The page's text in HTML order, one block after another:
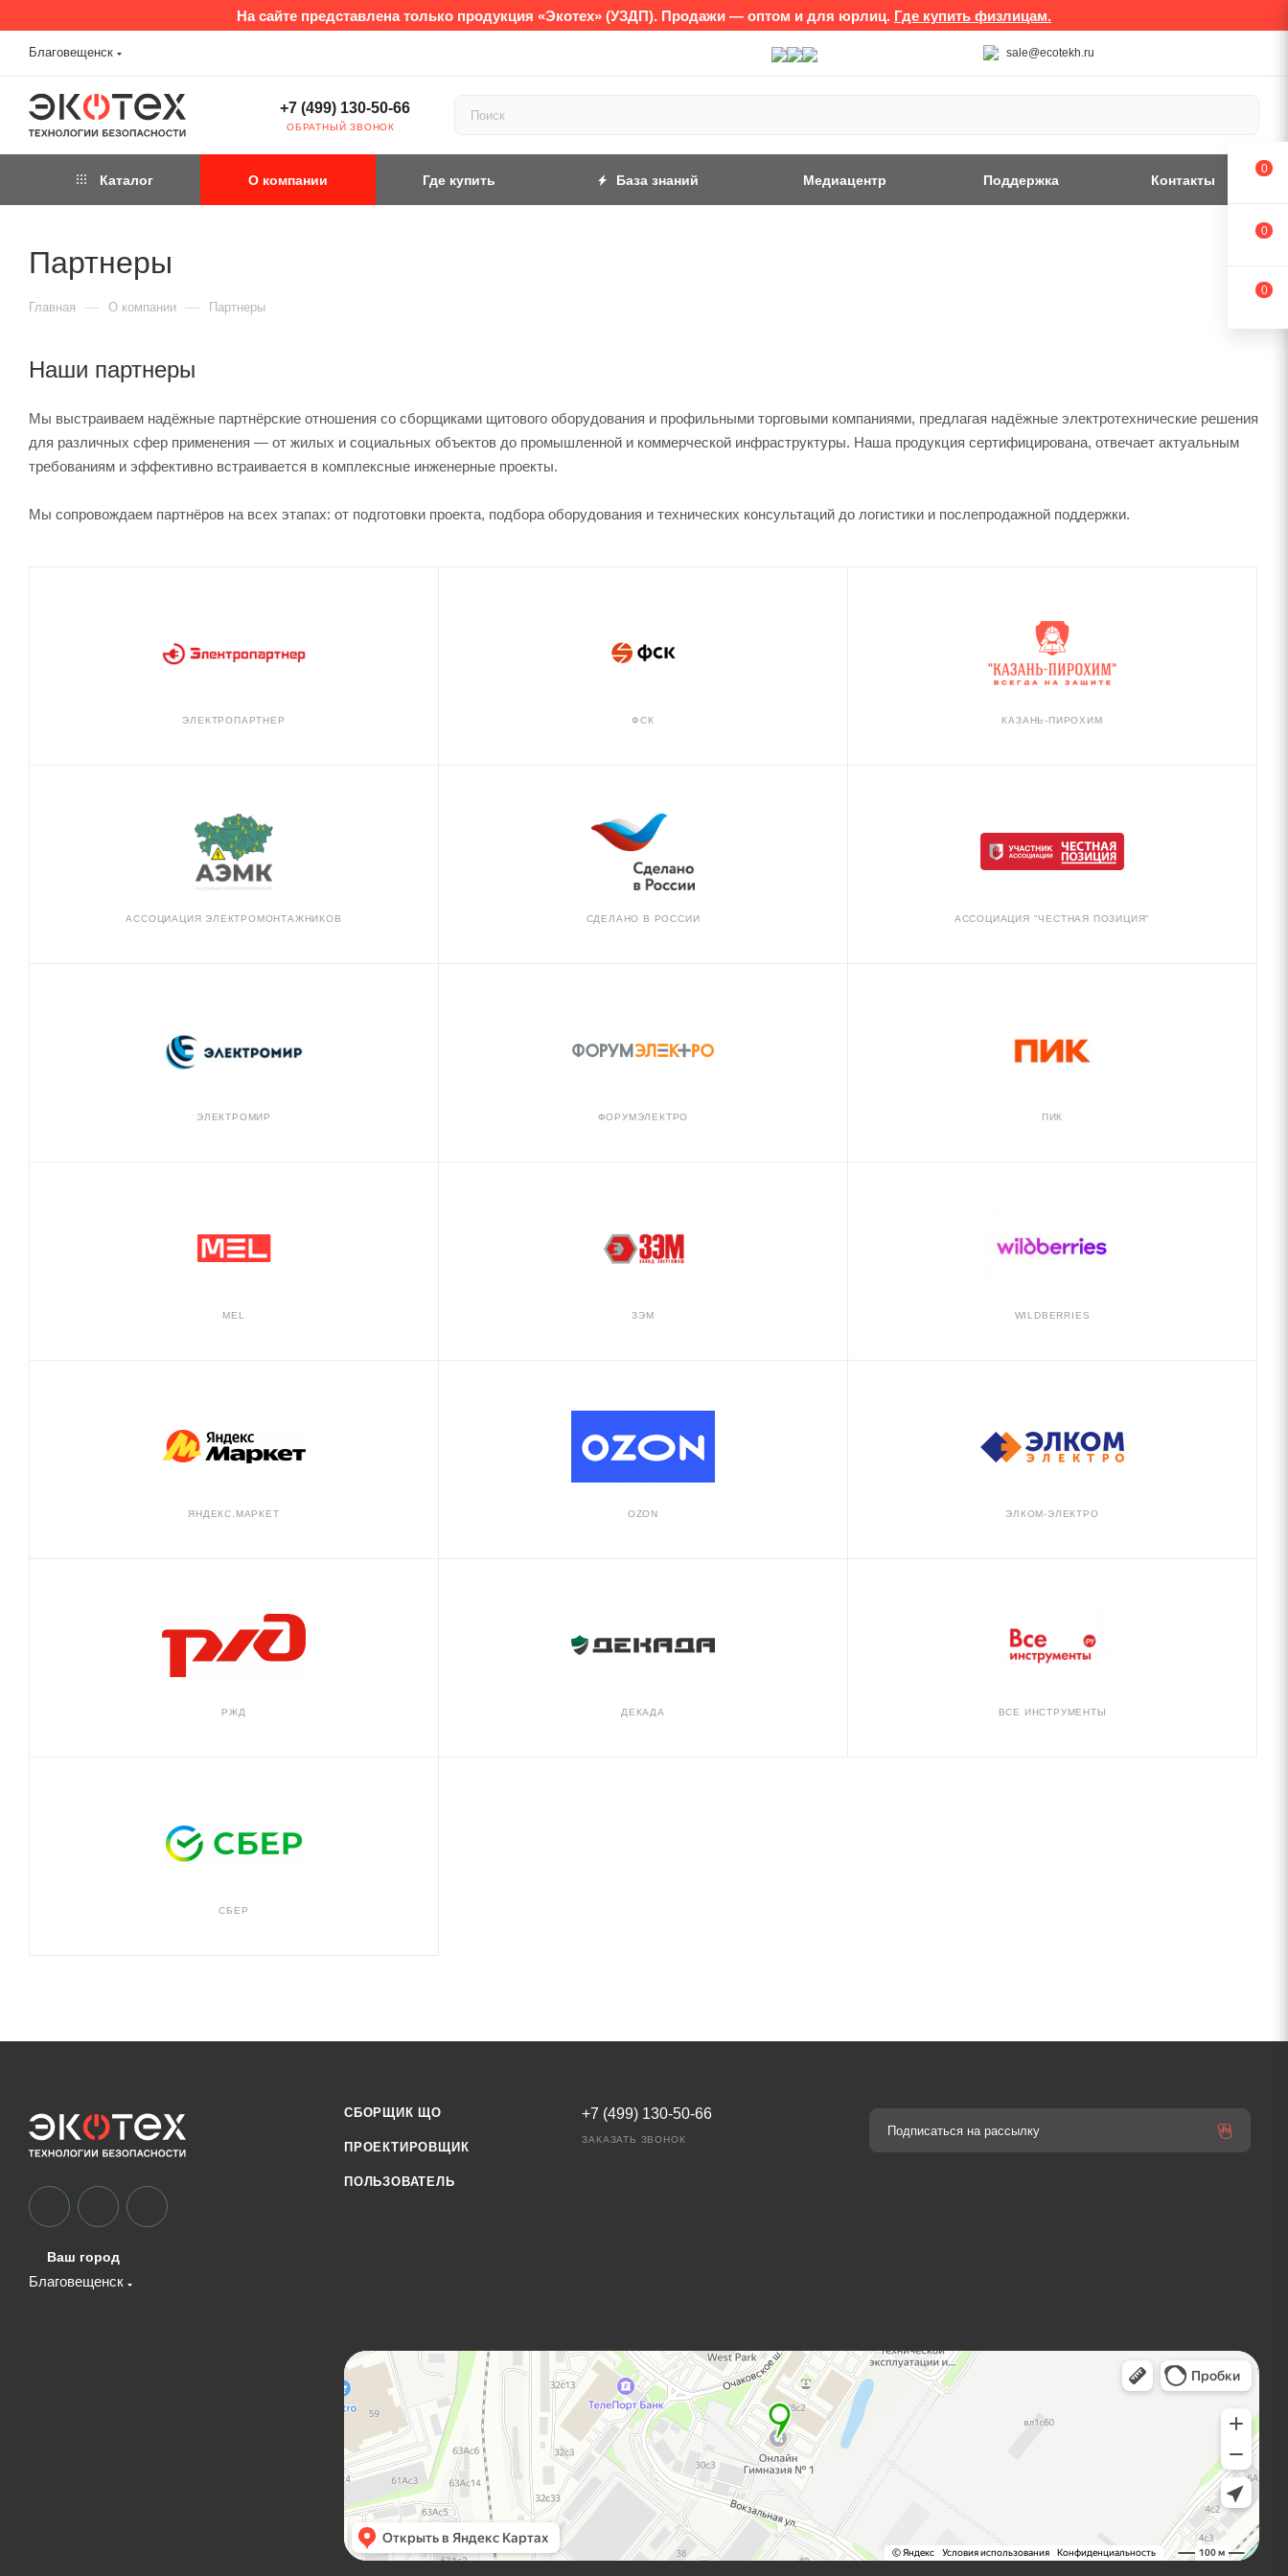
На сайте представлена только продукция «Экотех» (УЗДП). Продажи — оптом и для юрлиц. Где купить физлицам.
Благовещенск sale@ecotekh.ru
+7 (499) 130-50-66
ОБРАТНЫЙ ЗВОНОК
Каталог О компании Где купить База знаний Медиацентр Поддержка Контакты
Партнеры
Главная — О компании — Партнеры
Наши партнеры
Мы выстраиваем надёжные партнёрские отношения со сборщиками щитового оборудования и профильными торговыми компаниями, предлагая надёжные электротехнические решения
для различных сфер применения — от жилых и социальных объектов до промышленной и коммерческой инфраструктуры. Наша продукция сертифицирована, отвечает актуальным
требованиям и эффективно встраивается в комплексные инженерные проекты.
Мы сопровождаем партнёров на всех этапах: от подготовки проекта, подбора оборудования и технических консультаций до логистики и послепродажной поддержки.
ЭЛЕКТРОПАРТНЕР ФСК КАЗАНЬ-ПИРОХИМ
АССОЦИАЦИЯ ЭЛЕКТРОМОНТАЖНИКОВ СДЕЛАНО В РОССИИ АССОЦИАЦИЯ "ЧЕСТНАЯ ПОЗИЦИЯ"
ЭЛЕКТРОМИР ФОРУМЭЛЕКТРО ПИК
MEL ЗЭМ WILDBERRIES
ЯНДЕКС.МАРКЕТ OZON ЭЛКОМ-ЭЛЕКТРО
РЖД ДЕКАДА ВСЕ ИНСТРУМЕНТЫ
СБЕР
Ваш город
Благовещенск
СБОРЩИК ЩО
ПРОЕКТИРОВЩИК
ПОЛЬЗОВАТЕЛЬ
+7 (499) 130-50-66
ЗАКАЗАТЬ ЗВОНОК
Подписаться на рассылку
0
0
0